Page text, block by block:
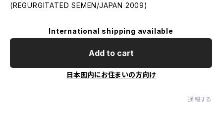
(REGURGITATED SEMEN/JAPAN 2009)
International shipping available
Add to cart
日本国内にお住まいの方向け
通報する